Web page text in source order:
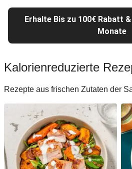
Erhalte Bis zu 100€ Rabatt
Monate
Kalorienreduzierte
Rezepte aus frischen Zutaten der